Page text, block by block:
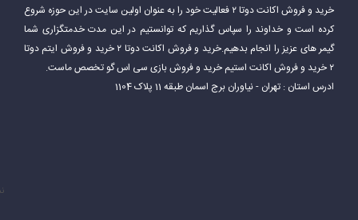
خرید و فروش اکانت دوتا ۲ فعالیت خود را به عنوان اولین سایت در این حوزه شروع
کرده است و خداوند را سپاس گذاریم که توانستیم در این مدت خدمتگزاری شما
گیمر های عزیز را انجام بدهیم.خرید و فروش اکانت دوتا ۲ خرید و فروش ایتم دوتا
۲ خرید و فروش اکانت استیم خرید و فروش بازی سی اس گو تخصص ماست.
ادرس استان : تهران - نیاوران برج اسمان طبقه 11 پلاک 1104